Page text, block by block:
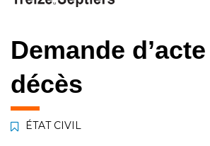
Demande
décès
ÉTAT CIVIL